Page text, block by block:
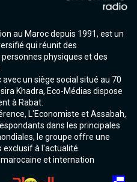
au Maroc depuis 1991, est un
qui réunit des
physiques et des
un siège social situé au 70
Khadra, Eco-Médias dispose
à Rabat.
L'Economiste et Assabah,
dans les principales
le groupe offre une
exclusif à l'actualité
et internation